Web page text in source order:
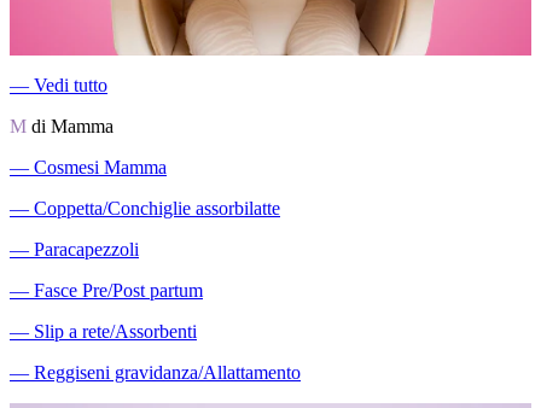
― Vedi tutto
M di Mamma
― Cosmesi Mamma
― Coppetta/Conchiglie assorbilatte
― Paracapezzoli
― Fasce Pre/Post partum
― Slip a rete/Assorbenti
― Reggiseni gravidanza/Allattamento